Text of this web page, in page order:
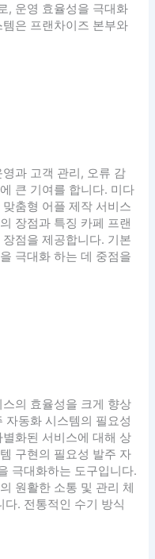
, 운영 효율성을 극대화
은 프랜차이즈 본부와
과 고객 관리, 오류 감
큰 기여를 합니다. 미다
춤형 어플 제작 서비스
장점과 특징 카페 프랜
점을 제공합니다. 기본
극대화 하는 데 중점을
의 효율성을 크게 향상
자동화 시스템의 필요성
화된 서비스에 대해 상
구현의 필요성 발주 자
극대화하는 도구입니다.
원활한 소통 및 관리 체
. 전통적인 수기 방식